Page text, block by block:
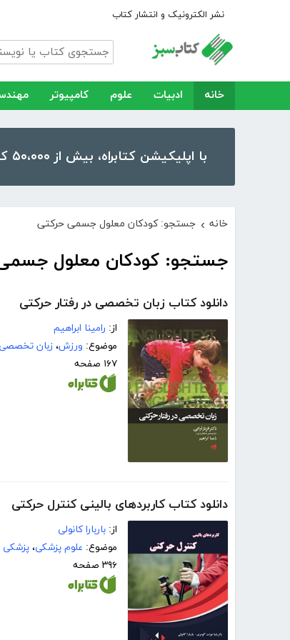
نشر الکترونیک و انتشار کتاب
خانه ادبیات علوم کامپیوتر
با اپلیکیشن کتابراه، بیش از ۵۰،۰۰۰ کتاب، کتاب صوتی و رمان را در موبایل و تبلت خود داشته باشید!
خانه › جستجو: کودکان معلول جسمی حرکتی
جستجو: کودکان معلول
دانلود کتاب زبان تخصصی در رفتار حرکتی
از: رامینا ابراهیم
موضوع: ورزش، زبان
۱۶۷ صفحه
دانلود کتاب کاربردهای بالینی کنترل حرکتی
از: باربارا کانولی
موضوع: علوم پزشکی،
۳۹۶ صفحه